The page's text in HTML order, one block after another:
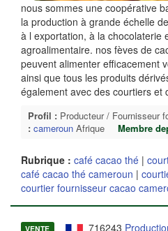
nous sommes une coopérative
la production à grande échelle
à l exportation, à la chocolaterie
agroalimentaire. nos fèves de
peuvent alimenter efficacement
ainsi que tous les produits
également avec des courtiers et
Profil : Producteur / Fournisseur
: cameroun Afrique Membre
Rubrique : café cacao thé |
café cacao thé cameroun |
courtier fournisseur cacao
VENTE 716243